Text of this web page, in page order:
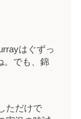
はぐずっ
。でも、錦
ただけで